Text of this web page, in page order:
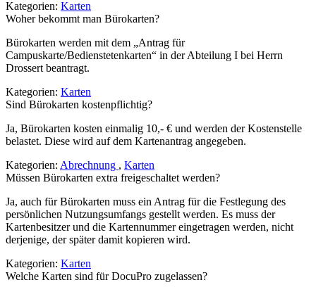
Kategorien: Karten
Woher bekommt man Bürokarten?
Bürokarten werden mit dem „Antrag für
Campuskarte/Bedienstetenkarten“ in der Abteilung I bei Herrn
Drossert beantragt.
Kategorien: Karten
Sind Bürokarten kostenpflichtig?
Ja, Bürokarten kosten einmalig 10,- € und werden der Kostenstelle
belastet. Diese wird auf dem Kartenantrag angegeben.
Kategorien: Abrechnung , Karten
Müssen Bürokarten extra freigeschaltet werden?
Ja, auch für Bürokarten muss ein Antrag für die Festlegung des
persönlichen Nutzungsumfangs gestellt werden. Es muss der
Kartenbesitzer und die Kartennummer eingetragen werden, nicht
derjenige, der später damit kopieren wird.
Kategorien: Karten
Welche Karten sind für DocuPro zugelassen?